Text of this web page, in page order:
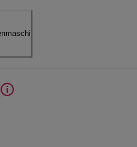
119,90 €